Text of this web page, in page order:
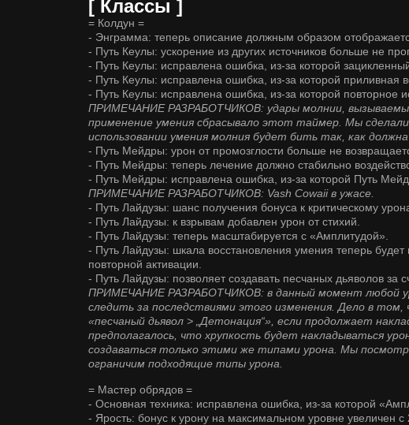
[ Классы ]
= Колдун =
- Энграмма: теперь описание должным образом
- Путь Кеулы: ускорение из других источников больше не
- Путь Кеулы: исправлена ошибка, из-за которой
- Путь Кеулы: исправлена ошибка, из-за которой приливная
- Путь Кеулы: исправлена ошибка, из-за которой повторное
ПРИМЕЧАНИЕ РАЗРАБОТЧИКОВ: удары молнии,
применение умения сбрасывало этот таймер. Мы
использовании умения молния будет бить так, как должна
- Путь Мейдры: урон от промозглости больше не
- Путь Мейдры: теперь лечение должно стабильно
- Путь Мейдры: исправлена ошибка, из-за которой Путь
ПРИМЕЧАНИЕ РАЗРАБОТЧИКОВ: Vash Cowaii в ужасе.
- Путь Лайдузы: шанс получения бонуса к критическому
- Путь Лайдузы: к взрывам добавлен урон от стихий.
- Путь Лайдузы: теперь масштабируется с «Амплитудой».
- Путь Лайдузы: шкала восстановления умения теперь
повторной активации.
- Путь Лайдузы: позволяет создавать песчаных дьяволов за
ПРИМЕЧАНИЕ РАЗРАБОТЧИКОВ: в данный момент любой
следить за последствиями этого изменения. Дело в
«песчаный дьявол > „Детонация“», если продолжает
предполагалось, что хрупкость будет накладываться
создаваться только этими же типами урона. Мы
ограничим подходящие типы урона.
= Мастер обрядов =
- Основная техника: исправлена ошибка, из-за которой
- Ярость: бонус к урону на максимальном уровне увеличен с